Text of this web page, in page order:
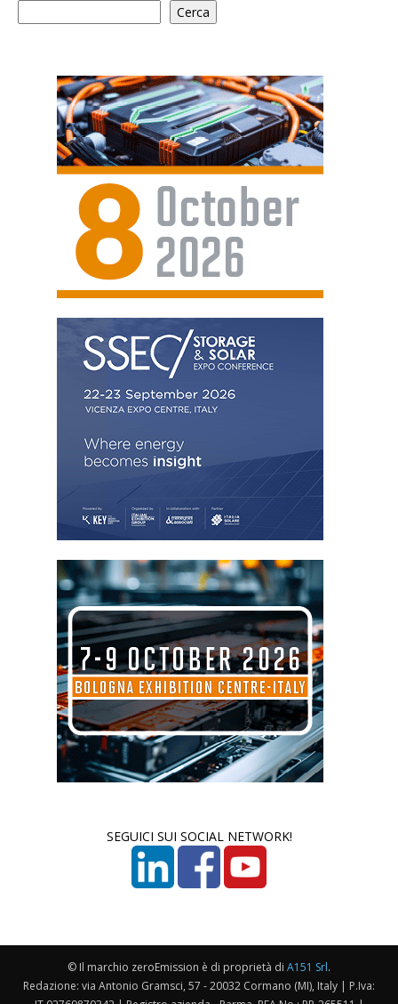
Cerca
SEGUICI SUI SOCIAL NETWORK!
© Il marchio zeroEmission è di proprietà di A151 Srl.
Redazione: via Antonio Gramsci, 57 - 20032 Cormano (MI), Italy | P.Iva: